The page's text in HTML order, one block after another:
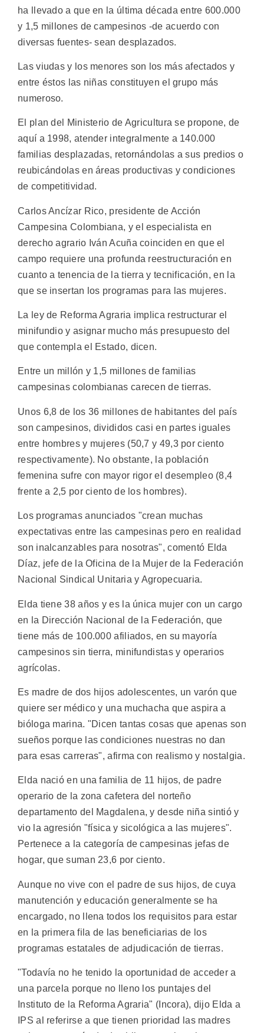
ha llevado a que en la última década entre 600.000
y 1,5 millones de campesinos -de acuerdo con
diversas fuentes- sean desplazados.
Las viudas y los menores son los más afectados y
entre éstos las niñas constituyen el grupo más
numeroso.
El plan del Ministerio de Agricultura se propone, de
aquí a 1998, atender integralmente a 140.000
familias desplazadas, retornándolas a sus predios o
reubicándolas en áreas productivas y condiciones
de competitividad.
Carlos Ancízar Rico, presidente de Acción
Campesina Colombiana, y el especialista en
derecho agrario Iván Acuña coinciden en que el
campo requiere una profunda reestructuración en
cuanto a tenencia de la tierra y tecnificación, en la
que se insertan los programas para las mujeres.
La ley de Reforma Agraria implica restructurar el
minifundio y asignar mucho más presupuesto del
que contempla el Estado, dicen.
Entre un millón y 1,5 millones de familias
campesinas colombianas carecen de tierras.
Unos 6,8 de los 36 millones de habitantes del país
son campesinos, divididos casi en partes iguales
entre hombres y mujeres (50,7 y 49,3 por ciento
respectivamente). No obstante, la población
femenina sufre con mayor rigor el desempleo (8,4
frente a 2,5 por ciento de los hombres).
Los programas anunciados "crean muchas
expectativas entre las campesinas pero en realidad
son inalcanzables para nosotras", comentó Elda
Díaz, jefe de la Oficina de la Mujer de la Federación
Nacional Sindical Unitaria y Agropecuaria.
Elda tiene 38 años y es la única mujer con un cargo
en la Dirección Nacional de la Federación, que
tiene más de 100.000 afiliados, en su mayoría
campesinos sin tierra, minifundistas y operarios
agrícolas.
Es madre de dos hijos adolescentes, un varón que
quiere ser médico y una muchacha que aspira a
bióloga marina. "Dicen tantas cosas que apenas son
sueños porque las condiciones nuestras no dan
para esas carreras", afirma con realismo y nostalgia.
Elda nació en una familia de 11 hijos, de padre
operario de la zona cafetera del norteño
departamento del Magdalena, y desde niña sintió y
vio la agresión "física y sicológica a las mujeres".
Pertenece a la categoría de campesinas jefas de
hogar, que suman 23,6 por ciento.
Aunque no vive con el padre de sus hijos, de cuya
manutención y educación generalmente se ha
encargado, no llena todos los requisitos para estar
en la primera fila de las beneficiarias de los
programas estatales de adjudicación de tierras.
"Todavía no he tenido la oportunidad de acceder a
una parcela porque no lleno los puntajes del
Instituto de la Reforma Agraria" (Incora), dijo Elda a
IPS al referirse a que tienen prioridad las madres